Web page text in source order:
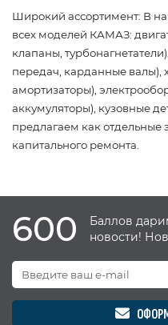
Широкий ассортимент: В
всех моделей КАМАЗ:
клапаны,
передач, карданные валы),
амортизаторы),
аккумуляторы), кузовные
предлагаем как отдельные
капитального ремонта.
600
Баллов
новости!